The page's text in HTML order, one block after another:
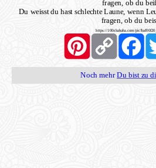
fragen, ob du
Du weisst du hast schlechte Laune, wenn
fragen, ob du
https://100xhahaha.com/
PinterestCopy
Link
Noch mehrDu bist zu